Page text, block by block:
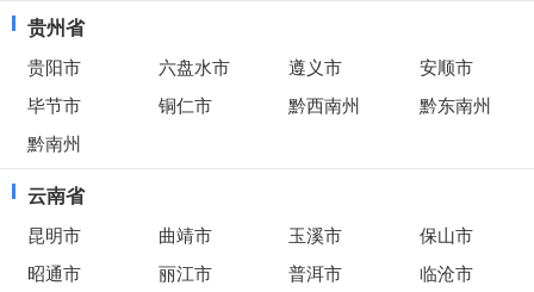
贵州省
贵阳市 六盘水市 遵义市
安顺市
毕节市
铜仁市 黔西南州
黔东南州
黔南州
云南省
昆明市 曲靖市 玉溪市
保山市
昭通市
丽江市 普洱市
临沧市